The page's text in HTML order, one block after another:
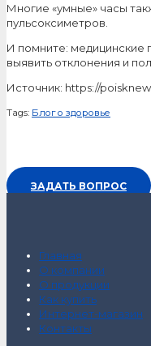
Многие «умные» часы
пульсоксиметров.
И помните: медицинские
выявить отклонения и
Источник: https://
Tags: Блог о здоровье
ЗАДАТЬ ВОПРОС
Главная
О компании
О продукции
Как купить
Интернет-магазин
Контакты